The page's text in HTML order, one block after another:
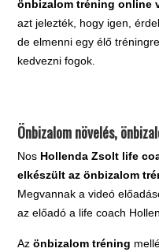
önbizalom tréning online
azt jelezték, hogy igen,
de elmenni egy élő
kedvezni fogok.
Önbizalom növelés,
Nos Hollenda Zsolt life
elkészült az önbizalom
Megvannak a videó
az előadó a life coach
Azönbizalom tréning